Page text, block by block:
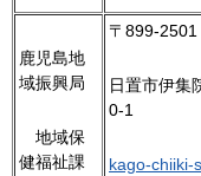
鹿児島地
域振興局
地域保
健福祉課
〒899-2501
日置市伊集
0-1
kago-chiiki-